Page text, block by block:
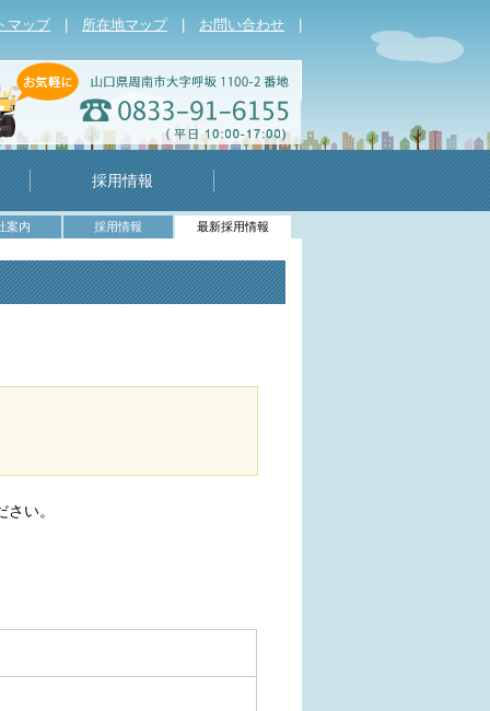
マップ| 所在地マップ| お問い合わせ
採用情報
最新採用情報
採用情報
案内
い。